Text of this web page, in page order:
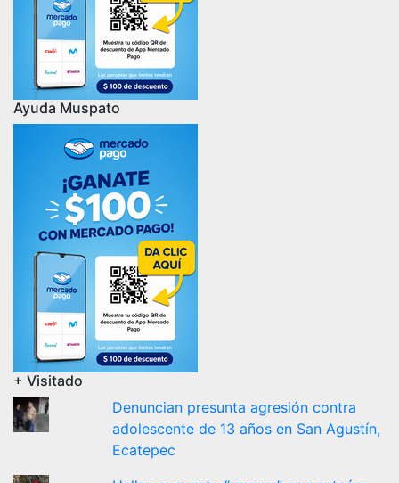
Ayuda Muspato
+ Visitado
Denuncian presunta agresión contra
adolescente de 13 años en San Agustín,
Ecatepec